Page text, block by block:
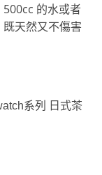
的水或者
天然又不傷害
系列 日式茶